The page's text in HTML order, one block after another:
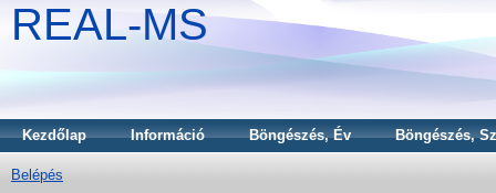
REAL-MS
Kezdőlap Információ Böngészés, Év Böngészés,
Belépés